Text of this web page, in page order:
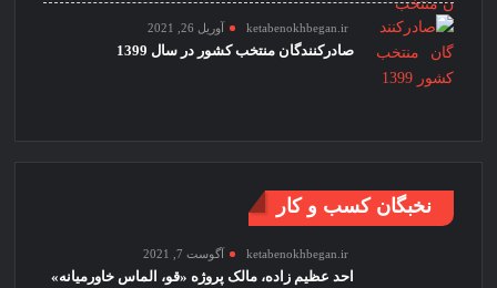
ketabenokhbegan.ir آوریل 26, 2021
صادرکنندگان منتخب کشور در سال 1399
نخبگان کسب و کار
ketabenokhbegan.ir آگوست 7, 2021
احد عظیم زاده، مالک پروژه «قو، الماس خاورمیانه»